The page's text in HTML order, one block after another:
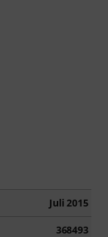
Juli 2015
368493